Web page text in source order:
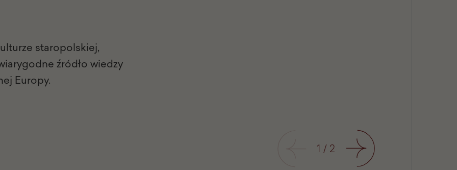
staropolskiej,
źródło wiedzy
Europy.
1 / 2 Następny